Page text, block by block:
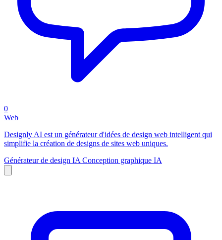
0
Web
Designly AI est un générateur d'idées de design web intelligent qui
simplifie la création de designs de sites web uniques.
Générateur de design IA Conception graphique IA